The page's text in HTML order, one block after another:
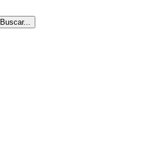
Buscar...